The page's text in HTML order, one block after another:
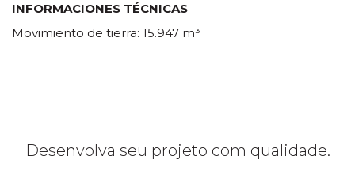
INFORMACIONES TÉCNICAS
Movimiento de tierra: 15.947 m³
Desenvolva seu projeto com qualidade.